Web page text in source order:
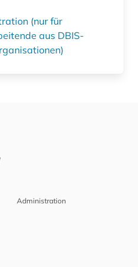
(nur für
aus DBIS-
Administration